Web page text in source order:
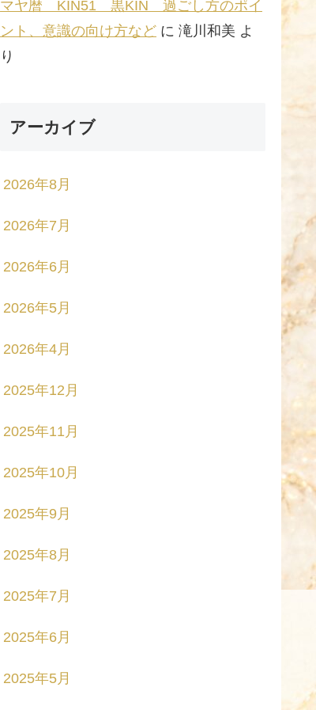
マヤ暦 KIN51 黒KIN 過ごし方のポイ
ント、意識の向け方など に 滝川和美 よ
り
アーカイブ
2026年8月
2026年7月
2026年6月
2026年5月
2026年4月
2025年12月
2025年11月
2025年10月
2025年9月
2025年8月
2025年7月
2025年6月
2025年5月